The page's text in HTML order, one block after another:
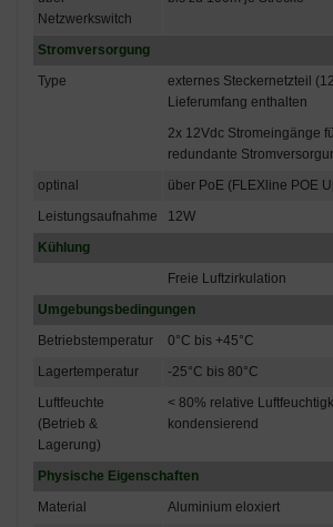
Netzwerkswitch
Stromversorgung
Type
externes Steckernetzteil
Lieferumfang enthalten
2x 12Vdc Stromeingänge
redundante
optinal
über PoE (FLEXline POE
Leistungsaufnahme
12W
Kühlung
Freie Luftzirkulation
Umgebungsbedingungen
Betriebstemperatur
0°C bis +45°C
Lagertemperatur
-25°C bis 80°C
Luftfeuchte
(Betrieb &
Lagerung)
< 80% relative
kondensierend
Physische Eigenschaften
Material
Aluminium eloxiert